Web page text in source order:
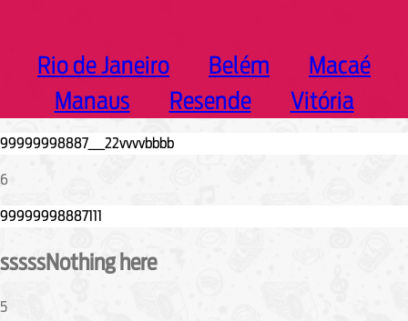
Rio de Janeiro Belém
Macaé
Manaus
Resende Vitória
6
sssssNothing here
5